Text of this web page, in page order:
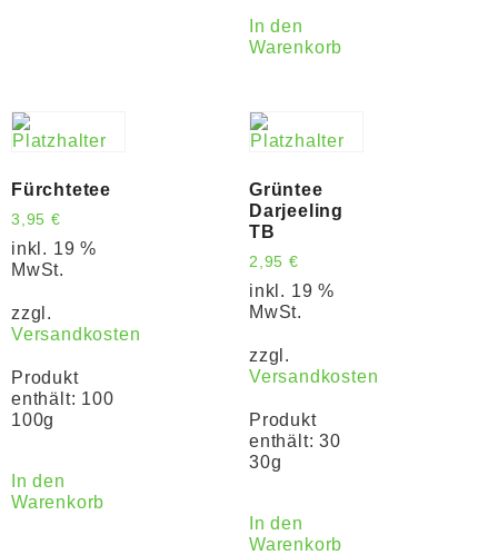
In den
Warenkorb
Fürchtetee
3,95 €
inkl. 19 %
MwSt.
zzgl.
Versandkosten
Produkt
enthält: 100
100g
In den
Warenkorb
Grüntee
Darjeeling
TB
2,95 €
inkl. 19 %
MwSt.
zzgl.
Versandkosten
Produkt
enthält: 30
30g
In den
Warenkorb